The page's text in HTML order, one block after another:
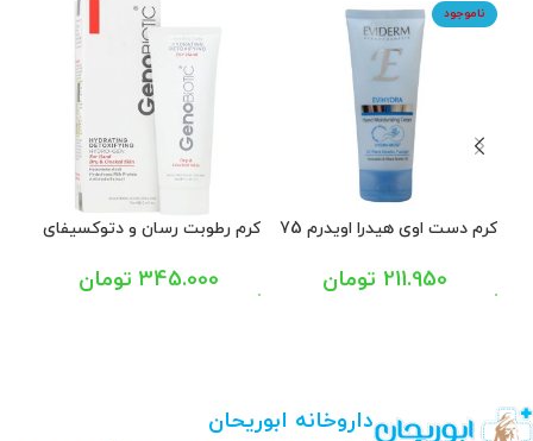
ناموجود
کرم دست اوی هیدرا اویدرم 75
211.950 تومان
کرم رطوبت رسان و دتوکسیفای
و آتوپیک ژنوبایوتیک 75 میل
345.000 تومان
داروخانه ابوریحان